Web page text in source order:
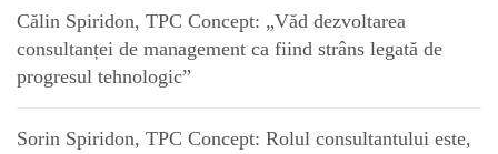
Călin Spiridon, TPC Concept: „Văd dezvoltarea
consultanței de management ca fiind strâns legată de
progresul tehnologic”
Sorin Spiridon, TPC Concept: Rolul consultantului este,